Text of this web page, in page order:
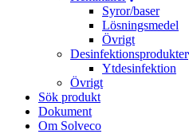
Syror/baser
Lösningsmedel
Övrigt
Desinfektionsprodukter
Ytdesinfektion
Övrigt
Sök produkt
Dokument
Om Solveco